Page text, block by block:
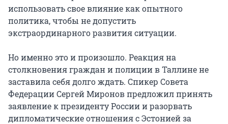
использовать свое влияние как опытного
политика, чтобы не допустить
экстраординарного развития ситуации.
Но именно это и произошло. Реакция на
столкновения граждан и полиции в Таллине не
заставила себя долго ждать. Спикер Совета
Федерации Сергей Миронов предложил принять
заявление к президенту России и разорвать
дипломатические отношения с Эстонией за